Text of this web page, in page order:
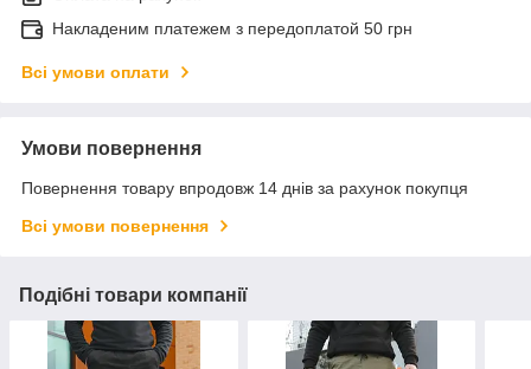
Накладеним платежем з передоплатой 50 грн
Всі умови оплати
Умови повернення
Повернення товару впродовж 14 днів за рахунок покупця
Всі умови повернення
Подібні товари компанії